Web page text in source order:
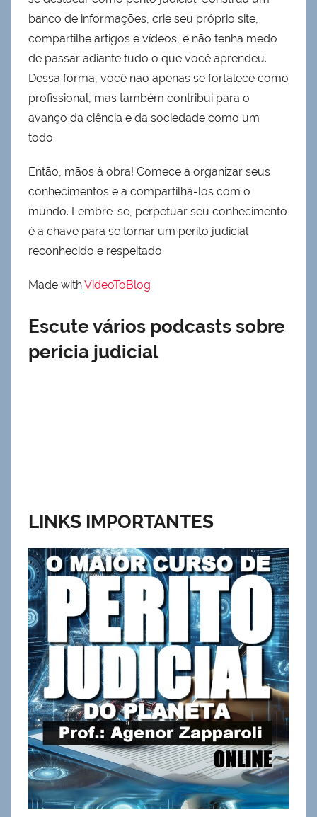
banco de informações, crie seu próprio site,
compartilhe artigos e vídeos, e não tenha medo
de passar adiante tudo o que você aprendeu.
Dessa forma, você não apenas se fortalece como
profissional, mas também contribui para o
avanço da ciência e da sociedade como um
todo.
Então, mãos à obra! Comece a organizar seus
conhecimentos e a compartilhá-los com o
mundo. Lembre-se, perpetuar seu conhecimento
é a chave para se tornar um perito judicial
reconhecido e respeitado.
Made withVideoToBlog
Escute vários podcasts sobre
perícia judicial
LINKS IMPORTANTES